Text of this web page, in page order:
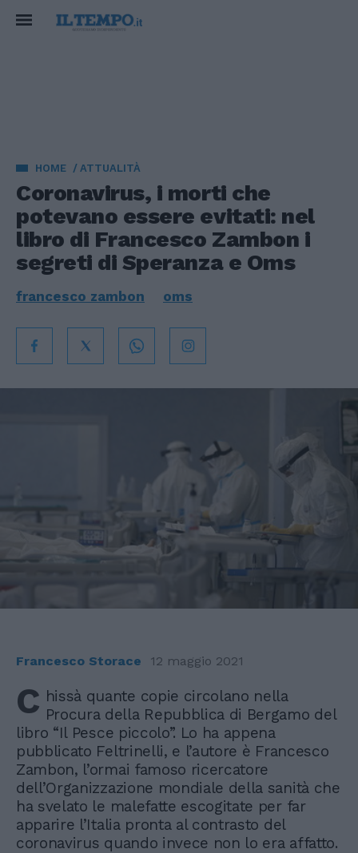
HOME ATTUALITÀ
Coronavirus, i morti che
potevano essere evitati: nel
libro di Francesco Zambon i
segreti di Speranza e Oms
francesco zambon oms
Francesco Storace 12 maggio 2021
C hissà quante copie circolano nella
Procura della Repubblica di Bergamo del
libro “Il Pesce piccolo”. Lo ha appena
pubblicato Feltrinelli, e l’autore è Francesco
Zambon, l’ormai famoso ricercatore
dell’Organizzazione mondiale della sanità che
ha svelato le malefatte escogitate per far
apparire l’Italia pronta al contrasto del
coronavirus quando invece non lo era affatto.